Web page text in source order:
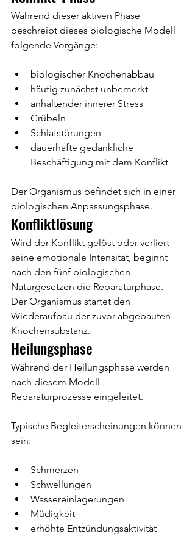
Während dieser aktiven Phase
beschreibt dieses biologische Modell
folgende Vorgänge:
biologischer Knochenabbau
häufig zunächst unbemerkt
anhaltender innerer Stress
Grübeln
Schlafstörungen
dauerhafte gedankliche
Beschäftigung mit dem Konflikt
Der Organismus befindet sich in einer
biologischen Anpassungsphase.
Konfliktlösung
Wird der Konflikt gelöst oder verliert
seine emotionale Intensität, beginnt
nach den fünf biologischen
Naturgesetzen die Reparaturphase.
Der Organismus startet den
Wiederaufbau der zuvor abgebauten
Knochensubstanz.
Heilungsphase
Während der Heilungsphase werden
nach diesem Modell
Reparaturprozesse eingeleitet.
Typische Begleiterscheinungen können
sein:
Schmerzen
Schwellungen
Wassereinlagerungen
Müdigkeit
erhöhte Entzündungsaktivität